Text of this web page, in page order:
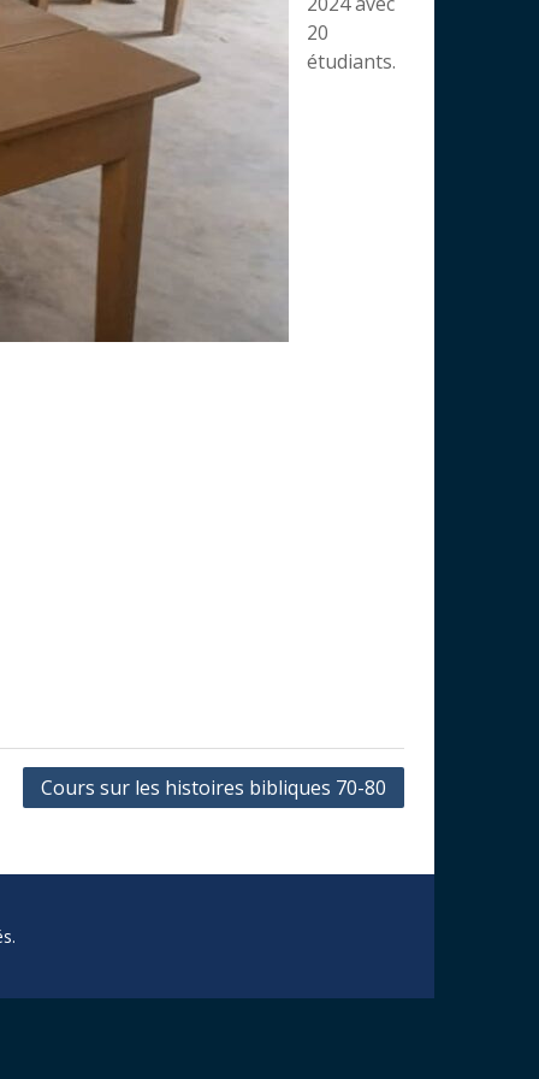
20
étudiants.
Cours sur les histoires bibliques 70-80